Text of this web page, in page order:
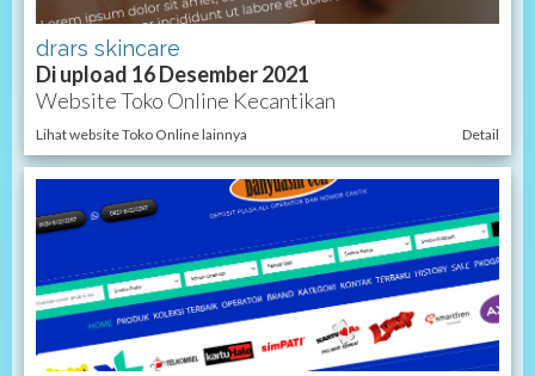
drars skincare
Di upload 16 Desember 2021
Website Toko Online Kecantikan
Lihat website Toko Online lainnya Detail